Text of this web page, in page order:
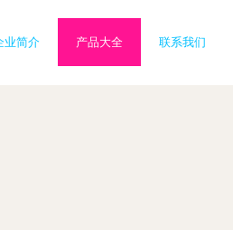
业简介 产品大全 联系我们